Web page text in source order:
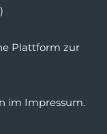
Plattform zur
im Impressum.